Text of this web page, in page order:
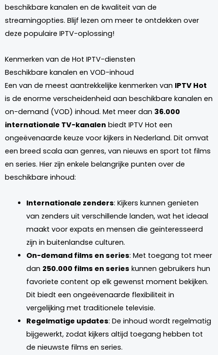
beschikbare kanalen en de kwaliteit van de
streamingopties. Blijf lezen om meer te ontdekken over
deze populaire IPTV-oplossing!
Kenmerken van de Hot IPTV-diensten
Beschikbare kanalen en VOD-inhoud
Een van de meest aantrekkelijke kenmerken van IPTV Hot
is de enorme verscheidenheid aan beschikbare kanalen en
on-demand (VOD) inhoud. Met meer dan 36.000
internationale TV-kanalen biedt IPTV Hot een
ongeëvenaarde keuze voor kijkers in Nederland. Dit omvat
een breed scala aan genres, van nieuws en sport tot films
en series. Hier zijn enkele belangrijke punten over de
beschikbare inhoud:
Internationale zenders: Kijkers kunnen genieten
van zenders uit verschillende landen, wat het ideaal
maakt voor expats en mensen die geïnteresseerd
zijn in buitenlandse culturen.
On-demand films en series: Met toegang tot meer
dan 250.000 films en series kunnen gebruikers hun
favoriete content op elk gewenst moment bekijken.
Dit biedt een ongeëvenaarde flexibiliteit in
vergelijking met traditionele televisie.
Regelmatige updates: De inhoud wordt regelmatig
bijgewerkt, zodat kijkers altijd toegang hebben tot
de nieuwste films en series.